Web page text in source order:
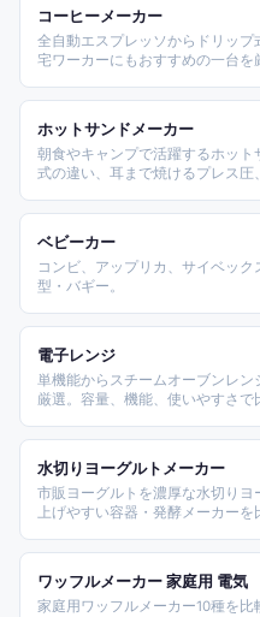
コーヒーメーカー
全自動エスプレッソからドリッ
宅ワーカーにもおすすめの一台を
ホットサンドメーカー
朝食やキャンプで活躍するホッ
式の違い、耳まで焼けるプレス圧
ベビーカー
コンビ、アップリカ、サイベッ
型・バギー。
電子レンジ
単機能からスチームオーブンレ
厳選。容量、機能、使いやすさで
水切りヨーグルトメーカー
市販ヨーグルトを濃厚な水切り
上げやすい容器・発酵メーカー
ワッフルメーカー 家庭用 電気
家庭用ワッフルメーカー10種を比